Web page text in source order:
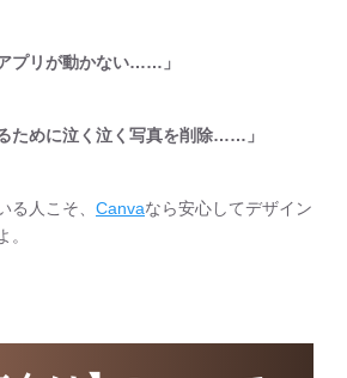
プリが動かない……」
ために泣く泣く写真を削除……」
る人こそ、 Canvaなら安心してデザイン
。